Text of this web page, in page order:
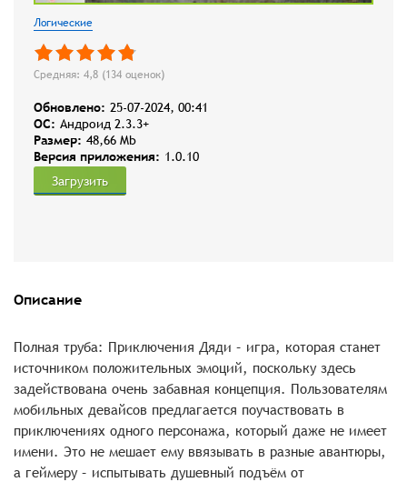
Логические
Средняя: 4,8 (134 оценок)
Обновлено: 25-07-2024, 00:41
OC: Андроид 2.3.3+
Размер: 48,66 Mb
Версия приложения: 1.0.10
Загрузить
Описание
Полная труба: Приключения Дяди – игра, которая станет
источником положительных эмоций, поскольку здесь
задействована очень забавная концепция. Пользователям
мобильных девайсов предлагается поучаствовать в
приключениях одного персонажа, который даже не имеет
имени. Это не мешает ему ввязывать в разные авантюры,
а геймеру – испытывать душевный подъём от